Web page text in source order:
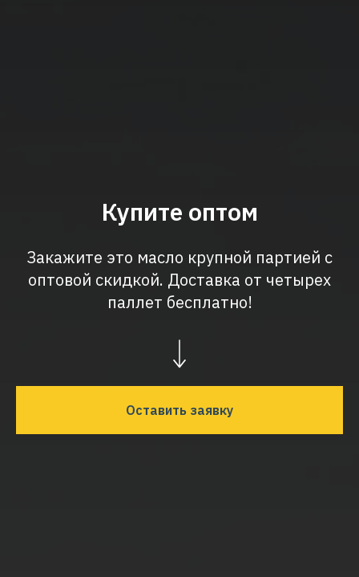
Купите оптом
Закажите это масло крупной партией с
оптовой скидкой. Доставка от четырех
паллет бесплатно!
Оставить заявку